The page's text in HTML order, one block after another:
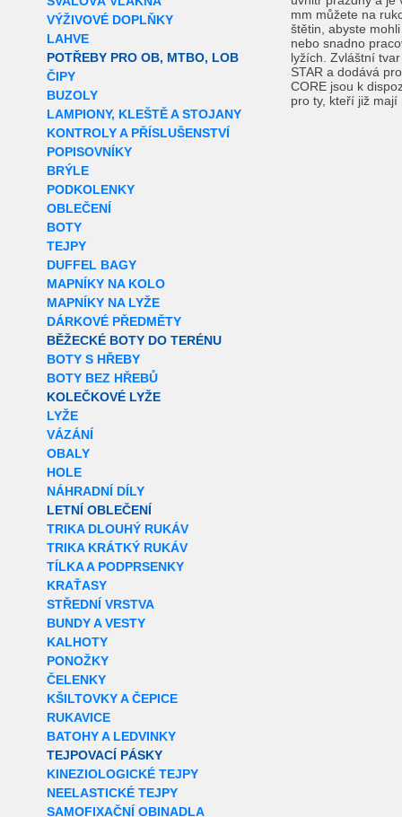
VÝŽIVOVÉ DOPLŇKY
LAHVE
POTŘEBY PRO OB, MTBO, LOB
ČIPY
BUZOLY
LAMPIONY, KLEŠTĚ A STOJANY
KONTROLY A PŘÍSLUŠENSTVÍ
POPISOVNÍKY
BRÝLE
PODKOLENKY
OBLEČENÍ
BOTY
TEJPY
DUFFEL BAGY
MAPNÍKY NA KOLO
MAPNÍKY NA LYŽE
DÁRKOVÉ PŘEDMĚTY
BĚŽECKÉ BOTY DO TERÉNU
BOTY S HŘEBY
BOTY BEZ HŘEBŮ
KOLEČKOVÉ LYŽE
LYŽE
VÁZÁNÍ
OBALY
HOLE
NÁHRADNÍ DÍLY
LETNÍ OBLEČENÍ
TRIKA DLOUHÝ RUKÁV
TRIKA KRÁTKÝ RUKÁV
TÍLKA A PODPRSENKY
KRAŤASY
STŘEDNÍ VRSTVA
BUNDY A VESTY
KALHOTY
PONOŽKY
ČELENKY
KŠILTOVKY A ČEPICE
RUKAVICE
BATOHY A LEDVINKY
TEJPOVACÍ PÁSKY
KINEZIOLOGICKÉ TEJPY
NEELASTICKÉ TEJPY
SAMOFIXAČNÍ OBINADLA
mm můžete na
štětin, abyste
nebo snadno
lyžích. Zvláštní
STAR a dodává
CORE jsou k
pro ty, kteří již